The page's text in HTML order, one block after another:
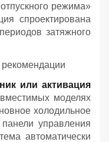
режима»
спроектирована
затяжного
рекомендации
или активация
моделях
холодильное
управления
автоматически